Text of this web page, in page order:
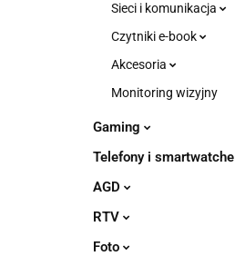
Sieci i komunikacja
Czytniki e-book
Akcesoria
Monitoring wizyjny
Gaming
Telefony i smartwatche
AGD
RTV
Foto